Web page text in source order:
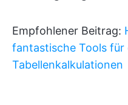
Empfohlener Beitrag:
fantastische Tools
Tabellenkalkulationen